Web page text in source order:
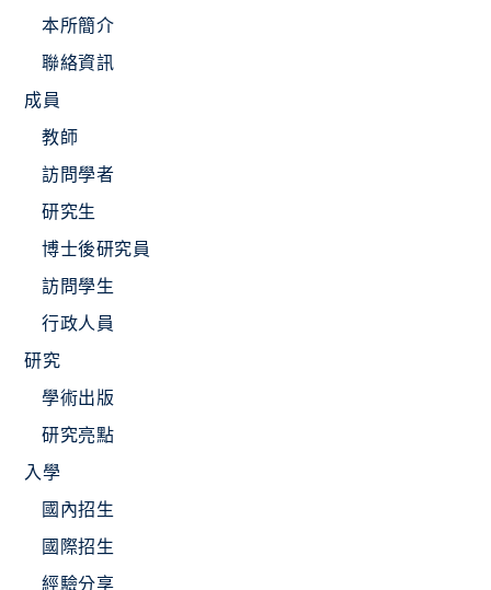
本所簡介
聯絡資訊
成員
教師
訪問學者
研究生
博士後研究員
訪問學生
行政人員
研究
學術出版
研究亮點
入學
國內招生
國際招生
經驗分享